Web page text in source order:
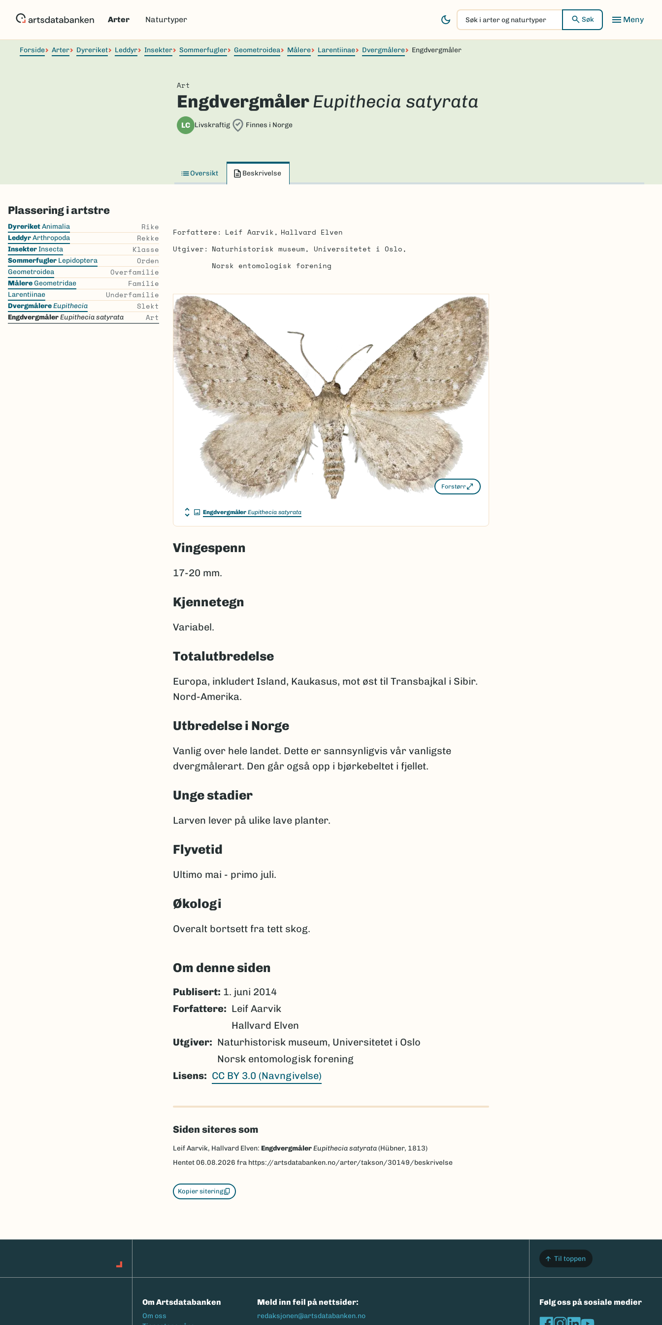
Arter Naturtyper
Søk
i
arter
og
Søk
Forside Arter Dyreriket Leddyr Insekter Sommerfugler Geometroidea Målere Larentiinae Dvergmålere Engdvergmåler
Art
EngdvergmålerEupithecia satyrata
LC Livskraftig Finnes i Norge
Oversikt Beskrivelse
Plassering i artstre
Skip
the
list
DyreriketAnimalia Rike
LeddyrArthropoda Rekke
InsekterInsecta Klasse
Sommerfugler Lepidoptera Orden
Geometroidea Overfamilie
MålereGeometridae Familie
Larentiinae Underfamilie
DvergmålereEupithecia Slekt
EngdvergmålerEupithecia satyrata Art
Forfattere Leif Aarvik
Hallvard Elven
Utgiver
Naturhistorisk museum, Universitetet i Oslo
Norsk entomologisk forening
Forstørr
Engdvergmåler Eupithecia satyrata
Vingespenn
17-20 mm.
Kjennetegn
Variabel.
Totalutbredelse
Europa, inkludert Island, Kaukasus, mot øst til Transbajkal i Sibir.
Nord-Amerika.
Utbredelse i Norge
Vanlig over hele landet. Dette er sannsynligvis vår vanligste
dvergmålerart. Den går også opp i bjørkebeltet i fjellet.
Unge stadier
Larven lever på ulike lave planter.
Flyvetid
Ultimo mai - primo juli.
Økologi
Overalt bortsett fra tett skog.
Om denne siden
Publisert: 1. juni 2014
Forfattere
Leif Aarvik
Hallvard Elven
Utgiver
Naturhistorisk museum, Universitetet i Oslo
Norsk entomologisk forening
Lisens
CC BY 3.0 (Navngivelse)
Siden siteres som
Leif Aarvik, Hallvard Elven: EngdvergmålerEupithecia satyrata(Hübner, 1813)
Hentet 06.08.2026 fra https://artsdatabanken.no/arter/takson/30149/beskrivelse
Kopier sitering
Til toppen
Om Artsdatabanken
Footermeny
Om oss
Meld inn feil på nettsider:
redaksjonen@artsdatabanken.no
Følg oss på sosiale medier